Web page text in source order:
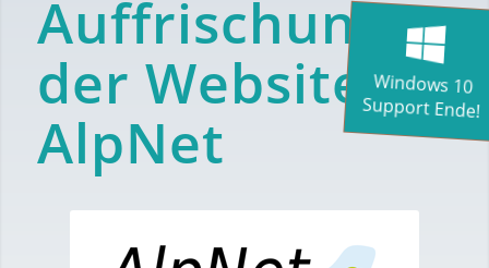
Windows 10
Support Ende!
Auffrischung
der Website
AlpNet